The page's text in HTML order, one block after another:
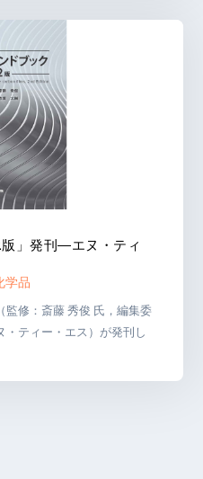
版」発刊―エヌ・ティ
学品
監修：斎藤 秀俊 氏，編集委
・ティー・エス）が発刊し